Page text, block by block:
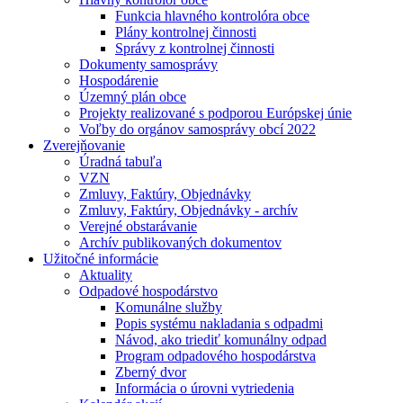
Funkcia hlavného kontrolóra obce
Plány kontrolnej činnosti
Správy z kontrolnej činnosti
Dokumenty samosprávy
Hospodárenie
Územný plán obce
Projekty realizované s podporou Európskej únie
Voľby do orgánov samosprávy obcí 2022
Zverejňovanie
Úradná tabuľa
VZN
Zmluvy, Faktúry, Objednávky
Zmluvy, Faktúry, Objednávky - archív
Verejné obstarávanie
Archív publikovaných dokumentov
Užitočné informácie
Aktuality
Odpadové hospodárstvo
Komunálne služby
Popis systému nakladania s odpadmi
Návod, ako triediť komunálny odpad
Program odpadového hospodárstva
Zberný dvor
Informácia o úrovni vytriedenia